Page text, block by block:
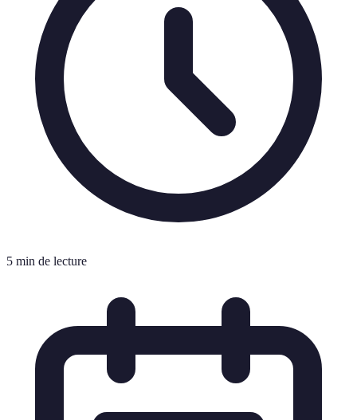
5 min de lecture